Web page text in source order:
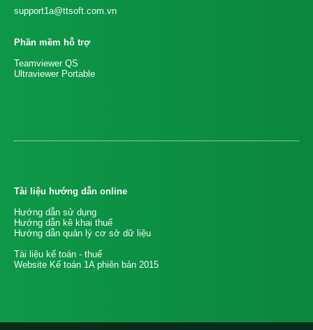
support1a@ttsoft.com.vn
Phần mềm hỗ trợ
Teamviewer QS
Ultraviewer Portable
Tài liệu hướng dẫn online
Hướng dẫn sử dụng
Hướng dẫn kê khai thuế
Hướng dẫn quản lý cơ sở dữ liệu
Tài liệu kế toán - thuế
Website Kế toán 1A phiên bản 2015